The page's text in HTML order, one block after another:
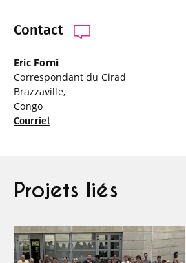
Contact
Eric Forni
Correspondant du Cirad
Brazzaville,
Congo
Courriel
Projets liés